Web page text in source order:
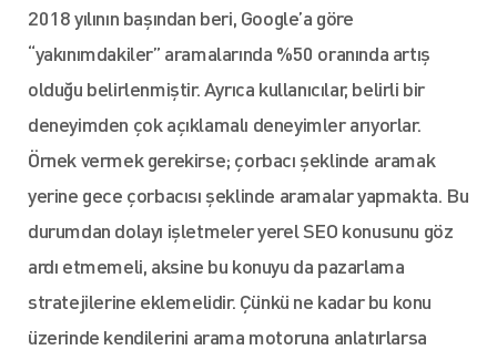
2018 yılının başından beri, Google’a göre
“yakınımdakiler” aramalarında %50 oranında artış
olduğu belirlenmiştir. Ayrıca kullanıcılar, belirli bir
deneyimden çok açıklamalı deneyimler arıyorlar.
Örnek vermek gerekirse; çorbacı şeklinde aramak
yerine gece çorbacısı şeklinde aramalar yapmakta. Bu
durumdan dolayı işletmeler yerel SEO konusunu göz
ardı etmemeli, aksine bu konuyu da pazarlama
stratejilerine eklemelidir. Çünkü ne kadar bu konu
üzerinde kendilerini arama motoruna anlatırlarsa